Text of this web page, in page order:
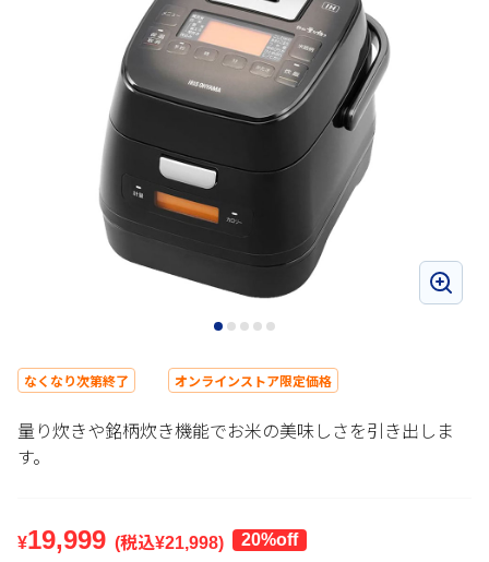
なくなり次第終了 オンラインストア限定価格
量り炊きや銘柄炊き機能でお米の美味しさを引き出しま
す。
¥19,999 (税込¥21,998)
20%off